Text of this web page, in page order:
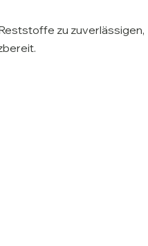
zu zuverlässigen,